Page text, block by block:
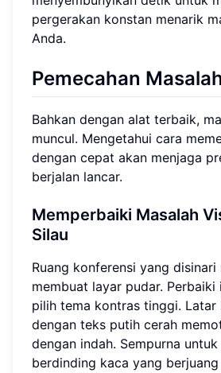
pergerakan konstan menarik
Anda.
Pemecahan
Bahkan dengan alat terbaik,
muncul. Mengetahui cara
dengan cepat akan menjaga
berjalan lancar.
Memperbaiki Masalah
Silau
Ruang konferensi yang
membuat layar pudar. Perbaiki
pilih tema kontras tinggi. Latar
dengan teks putih cerah
dengan indah. Sempurna
berdinding kaca yang